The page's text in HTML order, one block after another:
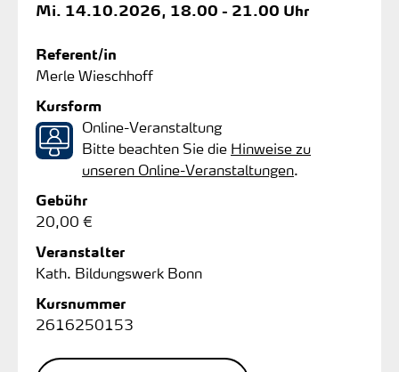
Mi. 14.10.2026, 18.00 - 21.00 Uhr
Referent/in
Merle Wieschhoff
Kursform
Online-Veranstaltung
Bitte beachten Sie die Hinweise zu
unseren Online-Veranstaltungen.
Gebühr
20,00 €
Veranstalter
Kath. Bildungswerk Bonn
Kursnummer
2616250153